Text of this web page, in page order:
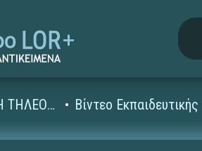
ΕΚΠΑΙΔΕΥΤΙΚΗ ΤΗΛΕΟΡΑΣΗ (Ταινίες και βίντεο)